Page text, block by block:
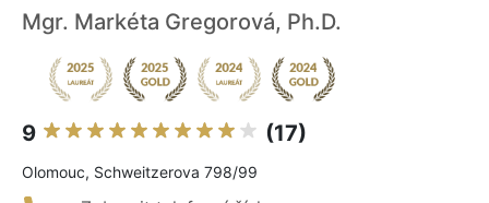
Mgr. Markéta Gregorová, Ph.D.
9 (17)
Olomouc, Schweitzerova 798/99